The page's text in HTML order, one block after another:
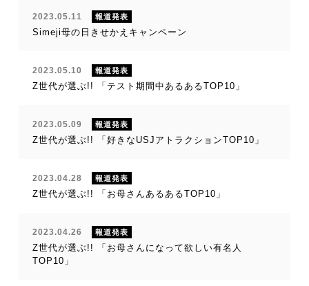
2023.05.11 報道発表
Simeji母の日きせかえキャンペーン
2023.05.10 報道発表
Z世代が選ぶ!! 「テスト期間中あるあるTOP10」
2023.05.09 報道発表
Z世代が選ぶ!! 「好きなUSJアトラクションTOP10」
2023.04.28 報道発表
Z世代が選ぶ!! 「お母さんあるあるTOP10」
2023.04.26 報道発表
Z世代が選ぶ!! 「お母さんになって欲しい有名人
TOP10」